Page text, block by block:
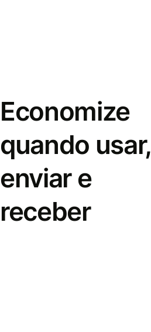
Economize
quando usar,
enviar e
receber